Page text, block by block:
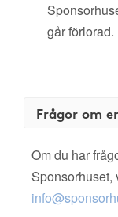
går förlorad.
Frågor om
Om du har
Sponsorhuset,